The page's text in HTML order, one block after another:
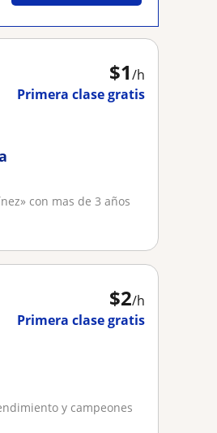
$1/h
Primera clase gratis
con mas de 3 años
$2/h
Primera clase gratis
y campeones